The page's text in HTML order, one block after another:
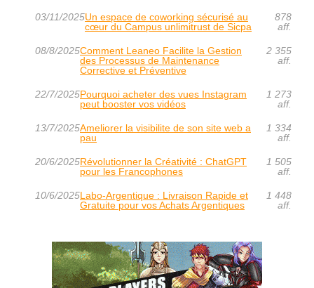
03/11/2025Un espace de coworking sécurisé au
cœur du Campus unlimitrust de Sicpa
878
aff.
08/8/2025Comment Leaneo Facilite la Gestion
des Processus de Maintenance
Corrective et Préventive
2 355
aff.
22/7/2025Pourquoi acheter des vues Instagram
peut booster vos vidéos
1 273
aff.
13/7/2025Ameliorer la visibilite de son site web a
pau
1 334
aff.
20/6/2025Révolutionner la Créativité : ChatGPT
pour les Francophones
1 505
aff.
10/6/2025Labo-Argentique : Livraison Rapide et
Gratuite pour vos Achats Argentiques
1 448
aff.